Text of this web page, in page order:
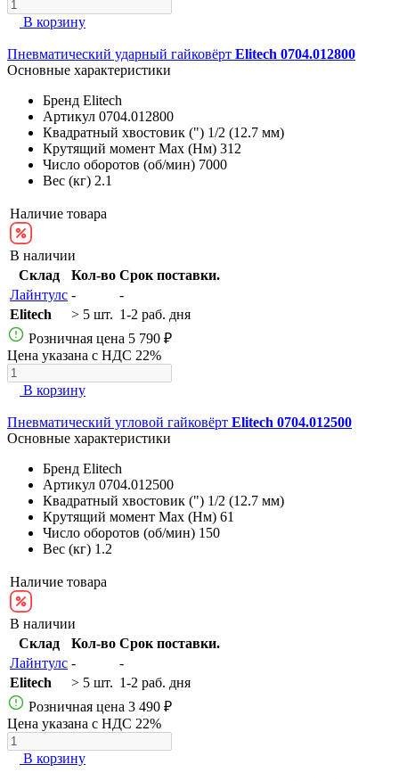
В корзину
Пневматический ударный гайковёрт Elitech 0704.012800
Основные характеристики
Бренд Elitech
Артикул 0704.012800
Квадратный хвостовик (") 1/2 (12.7 мм)
Крутящий момент Max (Нм) 312
Число оборотов (об/мин) 7000
Вес (кг) 2.1
Наличие товара
В наличии
Склад
Кол-во Срок поставки.
Лайнтулс -
-
Elitech
> 5 шт. 1-2 раб. дня
Розничная цена 5 790 ₽
Цена указана с НДС 22%
В корзину
Пневматический угловой гайковёрт Elitech 0704.012500
Основные характеристики
Бренд Elitech
Артикул 0704.012500
Квадратный хвостовик (") 1/2 (12.7 мм)
Крутящий момент Max (Нм) 61
Число оборотов (об/мин) 150
Вес (кг) 1.2
Наличие товара
В наличии
Склад
Кол-во Срок поставки.
Лайнтулс -
-
Elitech
> 5 шт. 1-2 раб. дня
Розничная цена 3 490 ₽
Цена указана с НДС 22%
В корзину